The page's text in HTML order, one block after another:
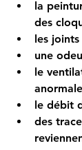
la
des
les
une
le
le débit
des